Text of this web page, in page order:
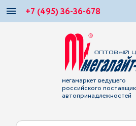
+7 (495) 36-36-678
мегамаркет ведущего
российского
автопринадлежностей